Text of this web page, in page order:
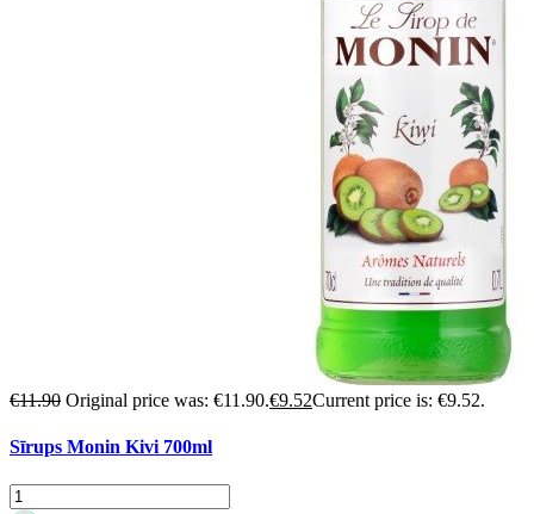
€11.90 Original price was: €11.90.€9.52Current price is: €9.52.
Sīrups Monin Kivi 700ml